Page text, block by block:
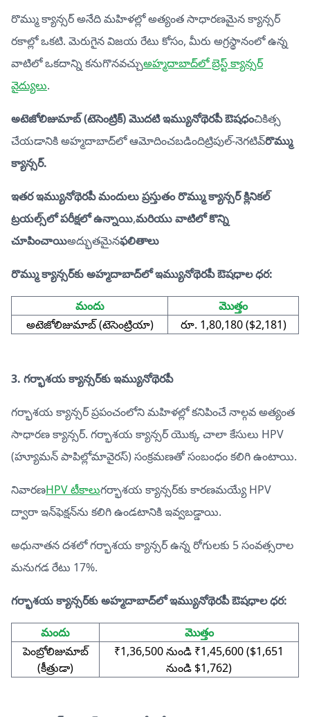
రొమ్ము క్యాన్సర్ అనేది మహిళల్లో అత్యంత సాధారణమైన క్యాన్సర్
రకాల్లో ఒకటి. మెరుగైన విజయ రేటు కోసం, మీరు అగ్రస్థానంలో ఉన్న
వాటిలో ఒకదాన్ని కనుగొనవచ్చుఅహ్మదాబాద్‌లో బ్రెస్ట్ క్యాన్సర్
వైద్యులు.
అటెజోలిజుమాబ్ (టెసెంట్రిక్) మొదటి ఇమ్యునోథెరపీ ఔషధంచికిత్స
చేయడానికి అహ్మదాబాద్‌లో ఆమోదించబడిందిట్రిపుల్-నెగటివ్రొమ్ము
క్యాన్సర్.
ఇతర ఇమ్యునోథెరపీ మందులు ప్రస్తుతం రొమ్ము క్యాన్సర్ క్లినికల్
ట్రయల్స్‌లో పరీక్షలో ఉన్నాయి,మరియు వాటిలో కొన్ని
చూపించాయిఅద్భుతమైనఫలితాలు
రొమ్ము క్యాన్సర్‌కు అహ్మదాబాద్‌లో ఇమ్యునోథెరపీ ఔషధాల ధర:
మందు
మొత్తం
అటెజోలిజుమాబ్ (టెసెంట్రియా)
రూ. 1,80,180 ($2,181)
3. గర్భాశయ క్యాన్సర్‌కు ఇమ్యునోథెరపీ
గర్భాశయ క్యాన్సర్ ప్రపంచంలోని మహిళల్లో కనిపించే నాల్గవ అత్యంత
సాధారణ క్యాన్సర్. గర్భాశయ క్యాన్సర్ యొక్క చాలా కేసులు HPV
(హ్యూమన్ పాపిల్లోమావైరస్) సంక్రమణతో సంబంధం కలిగి ఉంటాయి.
నివారణHPV టీకాలుగర్భాశయ క్యాన్సర్‌కు కారణమయ్యే HPV
ద్వారా ఇన్‌ఫెక్షన్‌ను కలిగి ఉండటానికి ఇవ్వబడ్డాయి.
అధునాతన దశలో గర్భాశయ క్యాన్సర్ ఉన్న రోగులకు 5 సంవత్సరాల
మనుగడ రేటు 17%.
గర్భాశయ క్యాన్సర్‌కు అహ్మదాబాద్‌లో ఇమ్యునోథెరపీ ఔషధాల ధర:
మందు
మొత్తం
పెంబ్రోలిజుమాబ్
(కీత్రుడా)
₹1,36,500 నుండి ₹1,45,600 ($1,651
నుండి $1,762)